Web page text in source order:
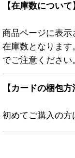
【在庫数について
商品ページに表
在庫数となりま
でご注意ください
【カードの梱包方
初めてご購入の方